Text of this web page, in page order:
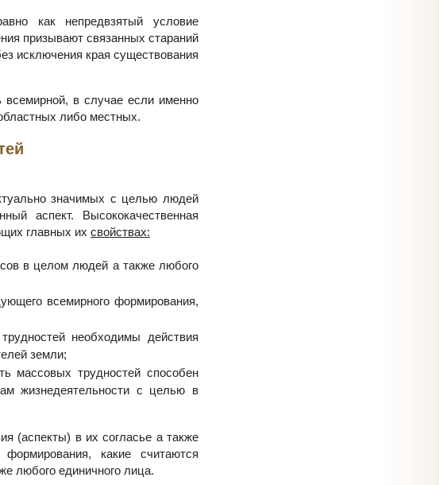
как непредвзятый условие
призывают связанных стараний
исключения края существования
всемирной, в случае если именно
либо местных.
значимых с целью людей
аспект. Высококачественная
главных их свойствах:
в целом людей а также любого
всемирного формирования,
необходимы действия
земли;
массовых трудностей способен
жизнедеятельности с целью в
(аспекты) в их согласье а также
какие считаются
любого единичного лица.